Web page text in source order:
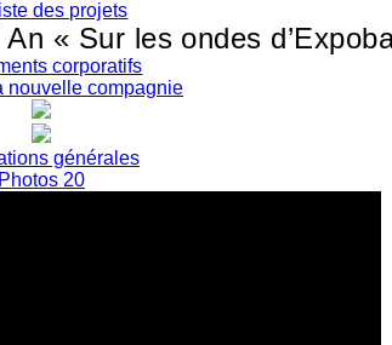
des projets
« Sur les ondes
corporatifs
nouvelle compagnie
générales
Photos 20